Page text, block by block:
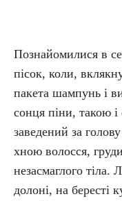
Познайомилися в
пісок, коли,
пакета шампунь і
сонця піни, такою і
заведений за
хною волосся,
незасмаглого тіла.
долоні, на бересті